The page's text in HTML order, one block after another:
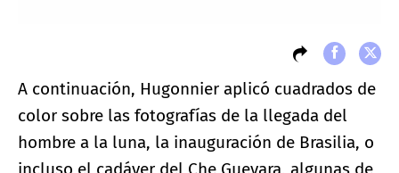
A continuación, Hugonnier aplicó cuadrados de
color sobre las fotografías de la llegada del
hombre a la luna, la inauguración de Brasilia, o
incluso el cadáver del Che Guevara, algunas de